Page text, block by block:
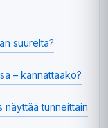
suurelta?
– kannattaako?
näyttää tunneittain